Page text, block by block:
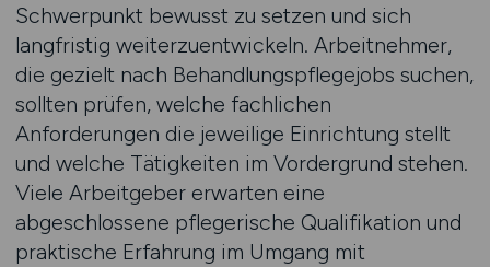
Schwerpunkt bewusst zu setzen und sich
langfristig weiterzuentwickeln. Arbeitnehmer,
die gezielt nach Behandlungspflegejobs suchen,
sollten prüfen, welche fachlichen
Anforderungen die jeweilige Einrichtung stellt
und welche Tätigkeiten im Vordergrund stehen.
Viele Arbeitgeber erwarten eine
abgeschlossene pflegerische Qualifikation und
praktische Erfahrung im Umgang mit